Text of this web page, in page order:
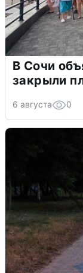
В Сочи
закрыли
6 августа 0